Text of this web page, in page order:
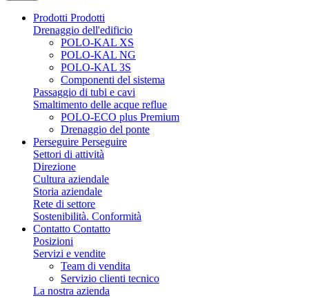
Prodotti Prodotti
Drenaggio dell'edificio
POLO-KAL XS
POLO-KAL NG
POLO-KAL 3S
Componenti del sistema
Passaggio di tubi e cavi
Smaltimento delle acque reflue
POLO-ECO plus Premium
Drenaggio del ponte
Perseguire Perseguire
Settori di attività
Direzione
Cultura aziendale
Storia aziendale
Rete di settore
Sostenibilità. Conformità
Contatto Contatto
Posizioni
Servizi e vendite
Team di vendita
Servizio clienti tecnico
La nostra azienda